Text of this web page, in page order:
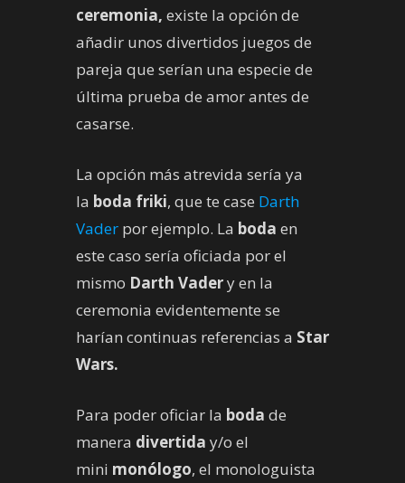
ceremonia, existe la opción de
añadir unos divertidos juegos de
pareja que serían una especie de
última prueba de amor antes de
casarse.
La opción más atrevida sería ya
la boda friki, que te case Darth
Vader por ejemplo. La boda en
este caso sería oficiada por el
mismo Darth Vadery en la
ceremonia evidentemente se
harían continuas referencias a Star
Wars.
Para poder oficiar la boda de
manera divertida y/o el
mini monólogo, el monologuista